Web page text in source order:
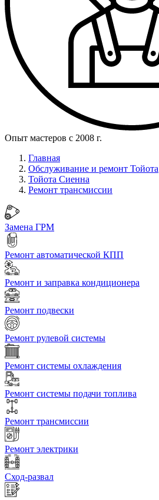
Опыт мастеров с 2008 г.
Главная
Обслуживание и ремонт Тойота
Тойота Сиенна
Ремонт трансмиссии
Замена ГРМ
Ремонт автоматической КПП
Ремонт и заправка кондиционера
Ремонт подвески
Ремонт рулевой системы
Ремонт системы охлаждения
Ремонт системы подачи топлива
Ремонт трансмиссии
Ремонт электрики
Сход-развал